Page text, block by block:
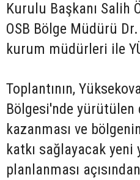
Kurulu Başkanı Salih
OSB Bölge Müdürü
kurum müdürleri ile
Toplantının,
Bölgesi'nde yürütülen
kazanması ve
katkı sağlayacak yeni
planlanması